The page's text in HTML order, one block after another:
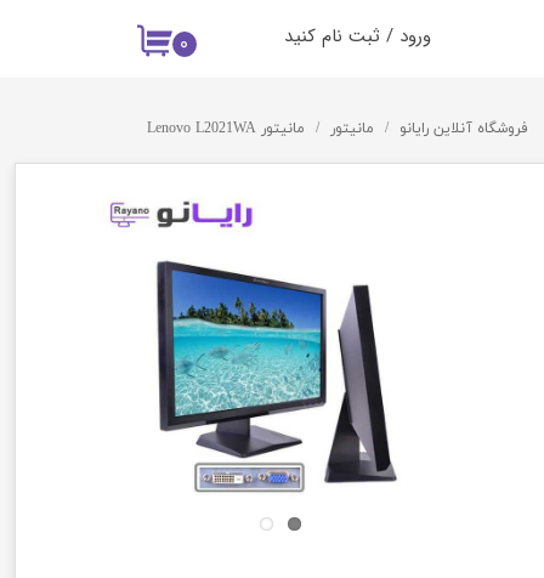
۰ ورود / ثبت نام کنید
فروشگاه آنلاین رایانو مانیتور مانیتور Lenovo L2021WA